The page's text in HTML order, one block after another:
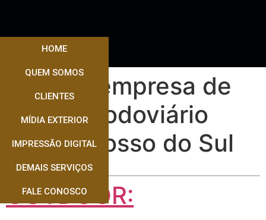
HOME
QUEM SOMOS
CLIENTES
MÍDIA EXTERIOR
IMPRESSÃO DIGITAL
DEMAIS SERVIÇOS
FALE CONOSCO
Melhor empresa de
Painel Rodoviário
Mato Grosso do Sul
OUTDOOR: